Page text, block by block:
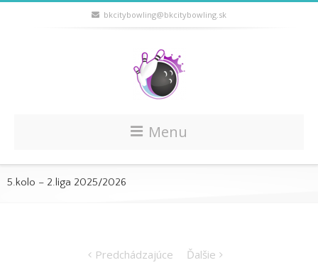
bkcitybowling@bkcitybowling.sk
Menu
5.kolo – 2.liga 2025/2026
Predchádzajúce Ďalšie